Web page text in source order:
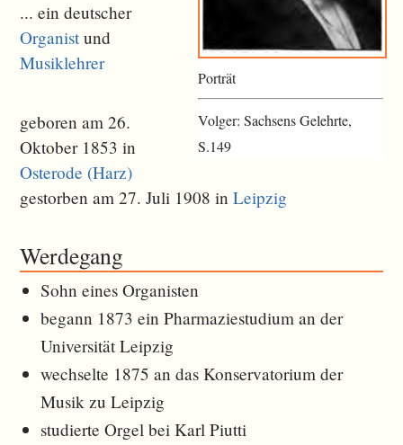
Porträt
Volger: Sachsens Gelehrte,
S.149
... ein deutscher
Organist und
Musiklehrer
geboren am 26.
Oktober 1853 in
Osterode (Harz)
gestorben am 27. Juli 1908 inLeipzig
Werdegang
Sohn eines Organisten
begann 1873 ein Pharmaziestudium an der
Universität Leipzig
wechselte 1875 an das Konservatorium der
Musik zu Leipzig
studierte Orgel bei Karl Piutti